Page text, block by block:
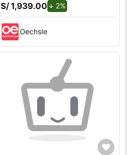
S/ 1,939.00 2%de descuento.
Oechsle